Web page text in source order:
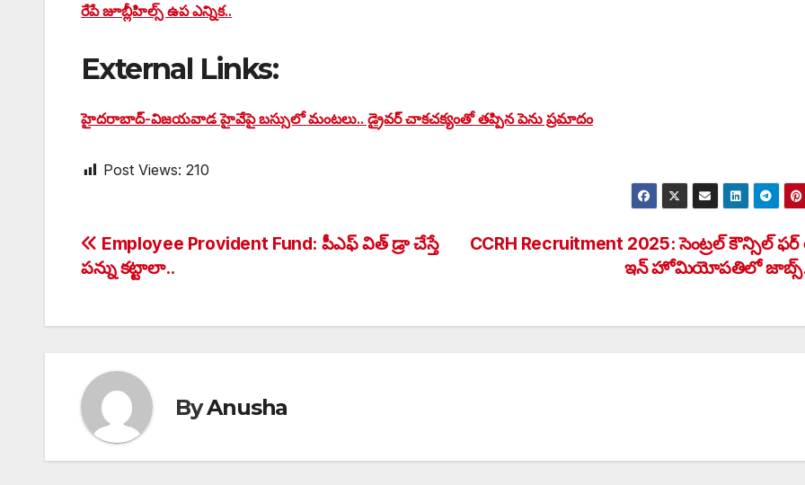
రేపే జూబ్లీహిల్స్ ఉప ఎన్నిక..
External Links:
హైదరాబాద్-విజయవాడ హైవేపై బస్సులో మంటలు.. డ్రైవర్ చాకచక్యంతో తప్పిన పెను ప్రమాదం
Post Views: 210
Post
navigation
CCRH Recruitment 2025: సెంట్రల్ కౌన్సిల్ ఫర్
ఇన్ హోమియోపతిలో
Employee Provident Fund: పీఎఫ్ విత్ డ్రా చేస్తే
పన్ను కట్టాలా..
ByAnusha